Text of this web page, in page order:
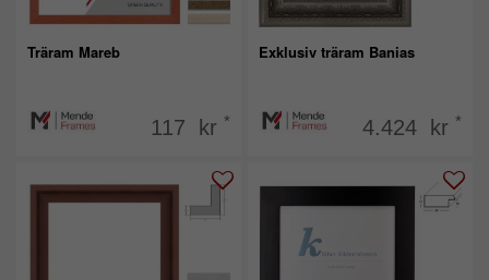
Träram Mareb
117 kr *
Exklusiv träram Banias
4.424 kr *